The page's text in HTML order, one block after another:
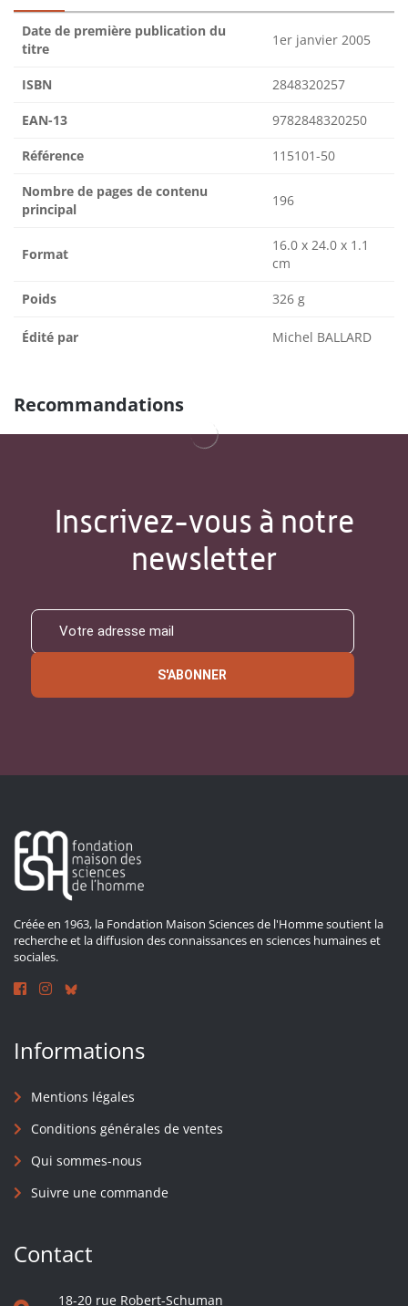
Date de première publication du
titre
1er janvier 2005
ISBN 2848320257
EAN-13 9782848320250
Référence 115101-50
Nombre de pages de contenu
principal
196
Format
16.0 x 24.0 x 1.1
cm
Poids 326 g
Édité par Michel BALLARD
Recommandations
Inscrivez-vous à notre
newsletter
S'ABONNER
Créée en 1963, la Fondation Maison Sciences de l'Homme soutient la
recherche et la diffusion des connaissances en sciences humaines et
sociales.
Informations
Mentions légales
Conditions générales de ventes
Qui sommes-nous
Suivre une commande
Contact
18-20 rue Robert-Schuman